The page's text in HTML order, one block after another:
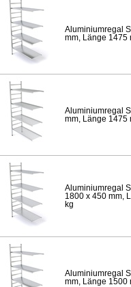
Aluminiumregal
mm, Länge 1475
Aluminiumregal
mm, Länge 1475
Aluminiumregal
1800 x 450 mm,
kg
Aluminiumregal
mm, Länge 1500